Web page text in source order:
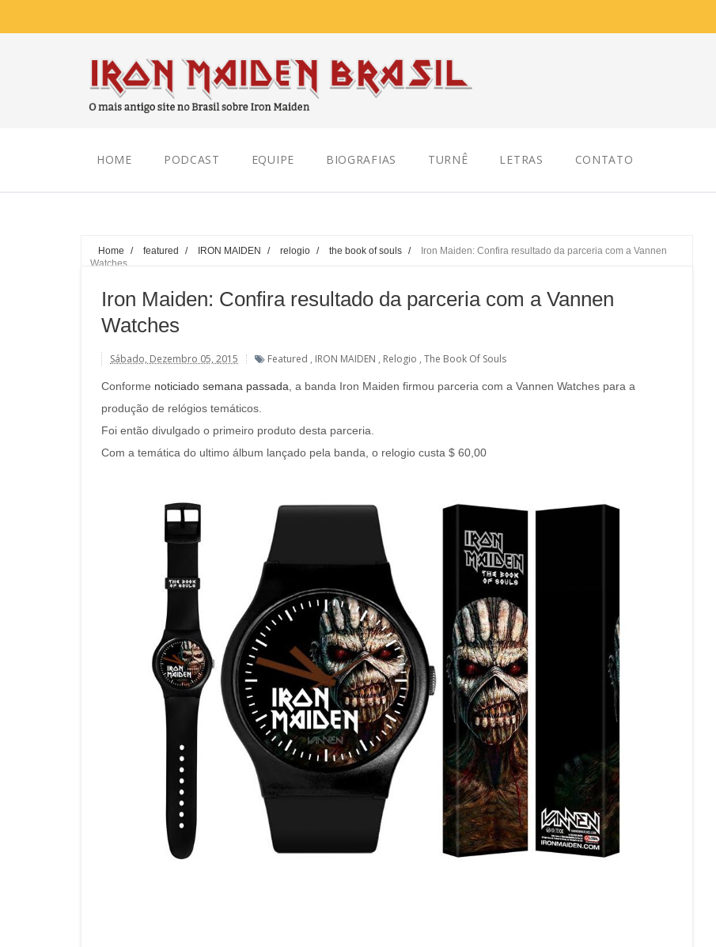
HOME PODCAST EQUIPE BIOGRAFIAS TURNÊ LETRAS CONTATO
Home / featured / IRON MAIDEN / relogio / the book of souls /
Iron Maiden: Confira resultado da parceria com a Vannen
Watches
Iron Maiden: Confira resultado da parceria com a Vannen
Watches
Sábado, Dezembro 05, 2015 Featured , IRON MAIDEN , Relogio , The Book Of Souls
Conforme noticiado semana passada , a banda Iron Maiden firmou parceria com a Vannen Watches para a
produção de relógios temáticos.
Foi então divulgado o primeiro produto desta parceria.
Com a temática do ultimo álbum lançado pela banda, o relogio custa $ 60,00